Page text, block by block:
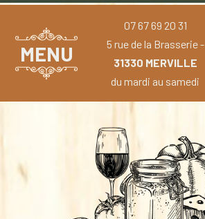
MENU
07 67 69 20 31
5 rue de la Brasserie -
31330 MERVILLE
du mardi au samedi